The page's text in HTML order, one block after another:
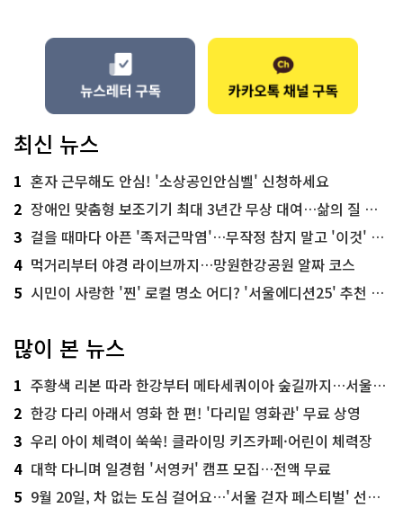
최신 뉴스
1 혼자 근무해도 안심! '소상공인안심벨' 신청하세요
2 장애인 맞춤형 보조기기 최대 3년간 무상 대여…삶의 질 높인다
3 걸을 때마다 아픈 '족저근막염'…무작정 참지 말고 '이것' 해보세요!
4 먹거리부터 야경 라이브까지…망원한강공원 알짜 코스
5 시민이 사랑한 '찐' 로컬 명소 어디? '서울에디션25' 추천 코스
많이 본 뉴스
1 주황색 리본 따라 한강부터 메타세쿼이아 숲길까지…서울둘레길 15코스
2 한강 다리 아래서 영화 한 편! '다리밑 영화관' 무료 상영
3 우리 아이 체력이 쑥쑥! 클라이밍 키즈카페·어린이 체력장
4 대학 다니며 일경험 '서영커' 캠프 모집…전액 무료
5 9월 20일, 차 없는 도심 걸어요…'서울 걷자 페스티벌' 선착순 5천명